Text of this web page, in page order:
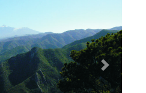
Next